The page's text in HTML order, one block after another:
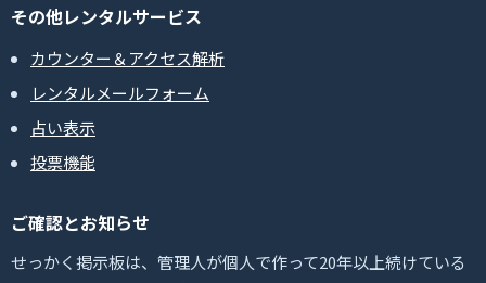
その他レンタルサービス
カウンター＆アクセス解析
レンタルメールフォーム
占い表示
投票機能
ご確認とお知らせ
せっかく掲示板は、管理人が個人で作って20年以上続けている